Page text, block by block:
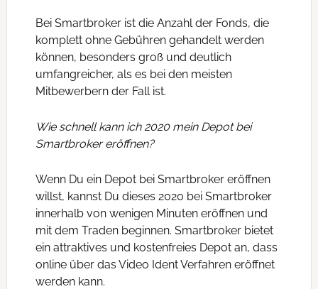
Bei Smartbroker ist die Anzahl der Fonds, die
komplett ohne Gebühren gehandelt werden
können, besonders groß und deutlich
umfangreicher, als es bei den meisten
Mitbewerbern der Fall ist.
Wie schnell kann ich 2020 mein Depot bei
Smartbroker eröffnen?
Wenn Du ein Depot bei Smartbroker eröffnen
willst, kannst Du dieses 2020 bei Smartbroker
innerhalb von wenigen Minuten eröffnen und
mit dem Traden beginnen. Smartbroker bietet
ein attraktives und kostenfreies Depot an, dass
online über das Video Ident Verfahren eröffnet
werden kann.